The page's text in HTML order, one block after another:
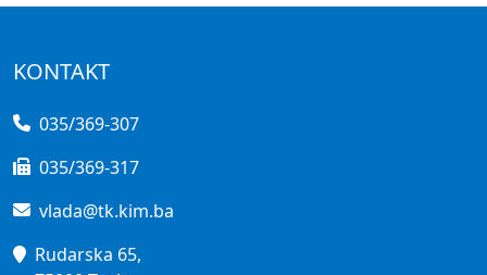
KONTAKT
035/369-307
035/369-317
vlada@tk.kim.ba
Rudarska 65,